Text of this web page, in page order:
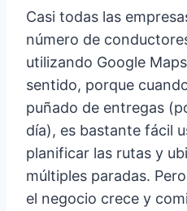
Casi todas las
número de
utilizando Google
sentido, porque
puñado de entregas
día), es bastante fácil
planificar las rutas y
múltiples paradas.
el negocio crece y